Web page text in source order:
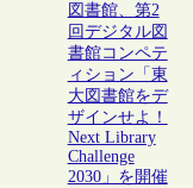
図書館、第2
回デジタル図
書館コンペテ
ィション「東
大図書館をデ
ザインせよ！
Next Library
Challenge
2030」を開催